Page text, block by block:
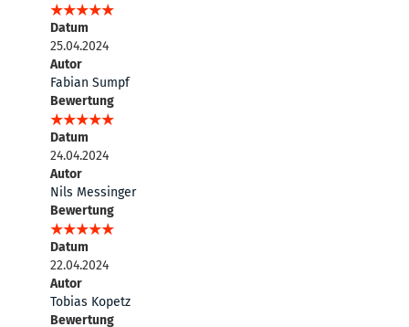
Datum
25.04.2024
Autor
Fabian Sumpf
Bewertung
Datum
24.04.2024
Autor
Nils Messinger
Bewertung
Datum
22.04.2024
Autor
Tobias Kopetz
Bewertung